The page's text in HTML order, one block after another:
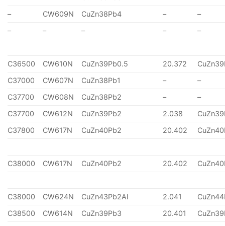
–
CW609N CuZn38Pb4 –
–
–
– – – –
C36500 CW610N CuZn39Pb0.5 20.372
C37000
CW607N CuZn38Pb1 –
–
C37700
CW608N CuZn38Pb2 –
–
C37700
CW612N CuZn39Pb2 2.038
C37800
CW617N CuZn40Pb2 20.402
C38000 CW617N CuZn40Pb2 20.402
C38000 CW624N CuZn43Pb2Al 2.041
C38500
CW614N CuZn39Pb3 20.401